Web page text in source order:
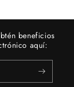
beneficios
aquí: